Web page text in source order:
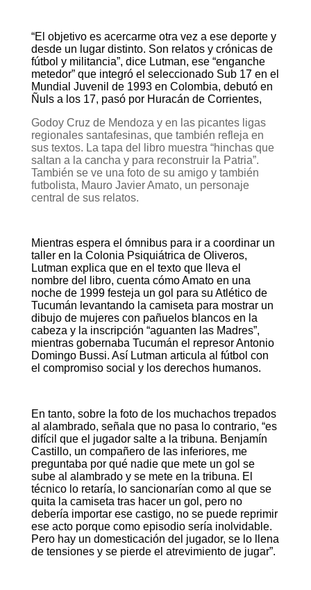
“El objetivo es acercarme otra vez a ese deporte y
desde un lugar distinto. Son relatos y crónicas de
fútbol y militancia”, dice Lutman, ese “enganche
metedor” que integró el seleccionado Sub 17 en el
Mundial Juvenil de 1993 en Colombia, debutó en
Ñuls a los 17, pasó por Huracán de Corrientes,
Godoy Cruz de Mendoza y en las picantes ligas
regionales santafesinas, que también refleja en
sus textos. La tapa del libro muestra “hinchas que
saltan a la cancha y para reconstruir la Patria”.
También se ve una foto de su amigo y también
futbolista, Mauro Javier Amato, un personaje
central de sus relatos.
Mientras espera el ómnibus para ir a coordinar un
taller en la Colonia Psiquiátrica de Oliveros,
Lutman explica que en el texto que lleva el
nombre del libro, cuenta cómo Amato en una
noche de 1999 festeja un gol para su Atlético de
Tucumán levantando la camiseta para mostrar un
dibujo de mujeres con pañuelos blancos en la
cabeza y la inscripción “aguanten las Madres”,
mientras gobernaba Tucumán el represor Antonio
Domingo Bussi. Así Lutman articula al fútbol con
el compromiso social y los derechos humanos.
En tanto, sobre la foto de los muchachos trepados
al alambrado, señala que no pasa lo contrario, “es
difícil que el jugador salte a la tribuna. Benjamín
Castillo, un compañero de las inferiores, me
preguntaba por qué nadie que mete un gol se
sube al alambrado y se mete en la tribuna. El
técnico lo retaría, lo sancionarían como al que se
quita la camiseta tras hacer un gol, pero no
debería importar ese castigo, no se puede reprimir
ese acto porque como episodio sería inolvidable.
Pero hay un domesticación del jugador, se lo llena
de tensiones y se pierde el atrevimiento de jugar”.